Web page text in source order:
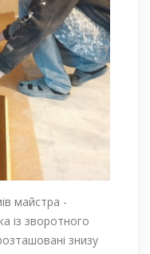
майстра -
із зворотного
знизу